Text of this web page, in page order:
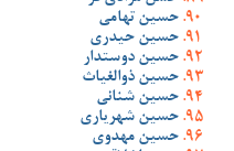
حسین تهامی
حسین حیدری
حسین دوستدار
حسین ذوالغیاث
حسین شنانی
حسین شهریاری
حسین مهدوی